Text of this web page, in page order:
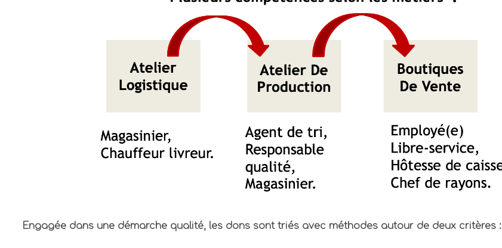
Engagée dans une démarche qualité, les dons sont triés avec méthodes autour de deux critères :